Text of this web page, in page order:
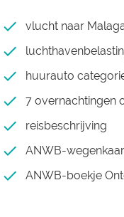
vlucht naar
huurauto
7 overnachtingen
reisbeschrijving
ANWB-
ANWB-boekje